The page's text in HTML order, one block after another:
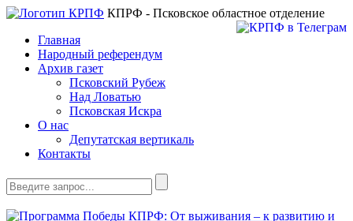
КПРФ - Псковское областное отделение
Главная
Народный референдум
Архив газет
Псковский Рубеж
Над Ловатью
Псковская Искра
О нас
Депутатская вертикаль
Контакты